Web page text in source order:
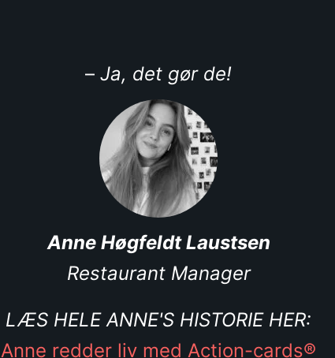
– Ja, det gør de!
Anne Høgfeldt Laustsen
Restaurant Manager
LÆS HELE ANNE'S HISTORIE HER:
Anne redder liv med Action-cards®